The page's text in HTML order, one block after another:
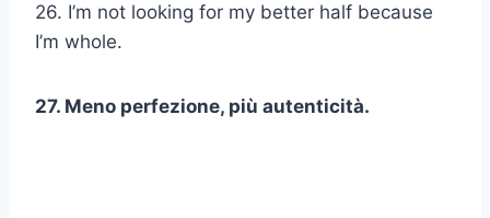
26. I’m not looking for my better half because
I’m whole.
27. Meno perfezione, più autenticità.